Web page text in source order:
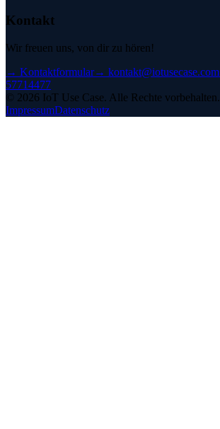
Kontakt
Wir freuen uns, von dir zu hören!
→ Kontaktformular→ kontakt@iotusecase.com
57714477
© 2026 IoT Use Case. Alle Rechte vorbehalten.
ImpressumDatenschutz